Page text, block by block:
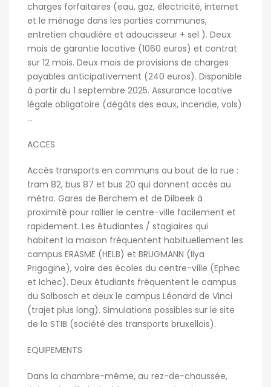
charges forfaitaires (eau, gaz, électricité, internet
et le ménage dans les parties communes,
entretien chaudière et adoucisseur + sel ). Deux
mois de garantie locative (1060 euros) et contrat
sur 12 mois. Deux mois de provisions de charges
payables anticipativement (240 euros). Disponible
à partir du 1 septembre 2025. Assurance locative
légale obligatoire (dégâts des eaux, incendie, vols)
…
ACCES
Accès transports en communs au bout de la rue :
tram 82, bus 87 et bus 20 qui donnent accès au
métro. Gares de Berchem et de Dilbeek à
proximité pour rallier le centre-ville facilement et
rapidement. Les étudiantes / stagiaires qui
habitent la maison fréquentent habituellement les
campus ERASME (HELB) et BRUGMANN (Ilya
Prigogine), voire des écoles du centre-ville (Ephec
et Ichec). Deux étudiants fréquentent le campus
du Solbosch et deux le campus Léonard de Vinci
(trajet plus long). Simulations possibles sur le site
de la STIB (société des transports bruxellois).
EQUIPEMENTS
Dans la chambre-même, au rez-de-chaussée,